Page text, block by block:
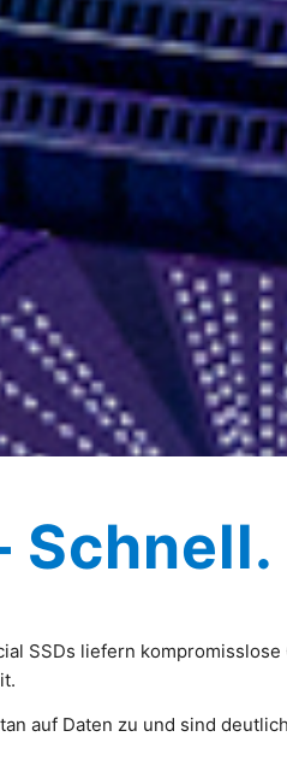
SSDs liefern
auf Daten zu und sind